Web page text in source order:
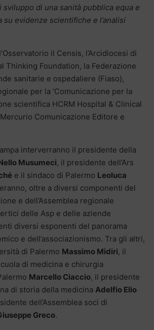
di una sanità pubblica equa e
su evidenze scientifiche e l’analisi
il Censis, l’Arcidiocesi di
Thinking Foundation, la Federazione
sanitarie e ospedaliere (Fiaso),
per la ‘Comunicazione per la
scientifica HCRM Hospital & Clinical
Comunicazione Editore e
interverranno il presidente della
Musumeci, il presidente dell’Ars
e il sindaco di Palermo Leoluca
oltre a diversi componenti del
e dell’Assemblea regionale
delle Asp e delle aziende
diversi esponenti del panorama
e dell’associazionismo. Tra gli altri,
di Palermo Massimo Midiri, il
di medicina e chirurgia
Marcello Ciaccio, il presidente
di storia della medicina Adelfio Elio
dell’Assemblea soci di
Greco.